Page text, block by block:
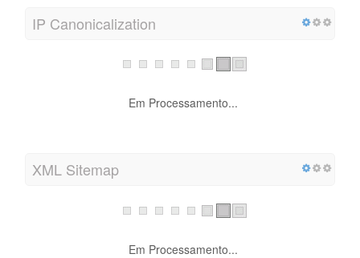
IP Canonicalization
Em Processamento...
XML Sitemap
Em Processamento...